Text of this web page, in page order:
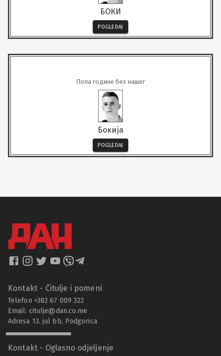
БОКИ
POGLEDAJ
Пола године без нашег
Бокија
POGLEDAJ
Kontakt - Čitulje i pomeni
Telefon +382 67 009 322
Email: citulje@dan.co.me
Adresa 13. jul bb, Podgorica
Kontakt - Oglasno odjeljenje